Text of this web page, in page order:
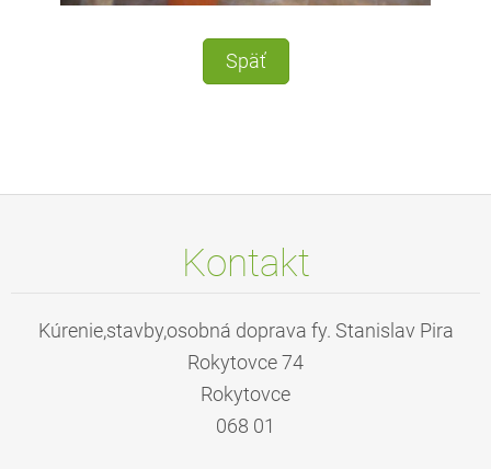
Späť
Kontakt
Kúrenie,stavby,osobná doprava fy. Stanislav Pira
Rokytovce 74
Rokytovce
068 01